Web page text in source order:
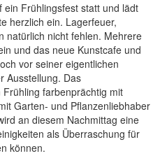
Frühlingsfest statt und lädt
herzlich ein. Lagerfeuer,
natürlich nicht fehlen. Mehrere
und das neue Kunstcafe und
vor seiner eigentlichen
Ausstellung. Das
farbenprächtig mit
Garten- und Pflanzenliebhaber
an diesem Nachmittag eine
als Überraschung für
können.